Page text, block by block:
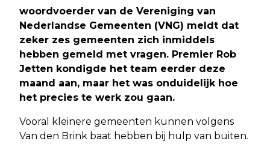
woordvoerder van de Vereniging van
Nederlandse Gemeenten (VNG) meldt dat
zeker zes gemeenten zich inmiddels
hebben gemeld met vragen. Premier Rob
Jetten kondigde het team eerder deze
maand aan, maar het was onduidelijk hoe
het precies te werk zou gaan.
Vooral kleinere gemeenten kunnen volgens
Van den Brink baat hebben bij hulp van buiten.